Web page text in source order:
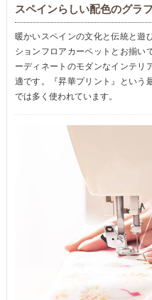
スペインらしい配色のグラ
暖かいスペインの文化と伝統と遊
ションフロアカーペットとお揃い
ーディネートのモダンなインテリ
適です。『昇華プリント』という
では多く使われています。